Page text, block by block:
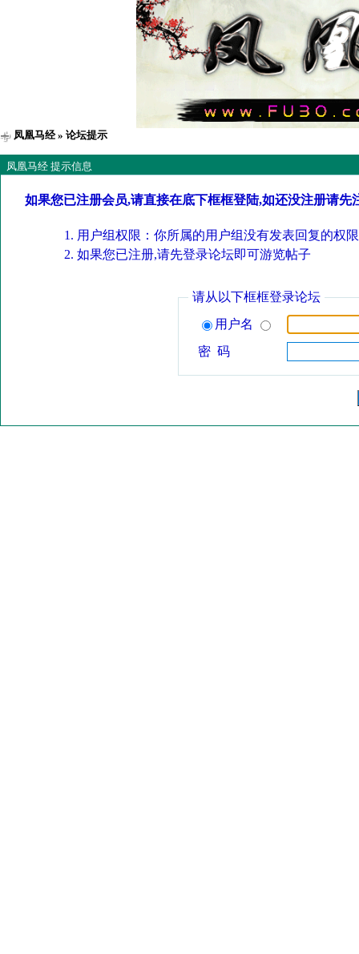
凤凰马经» 论坛提示
凤凰马经 提示信息
如果您已注册会员,请直接在底下框框登陆,如还没注册请先
用户组权限：你所属的用户组没有发表回复的权
如果您已注册,请先登录论坛即可游览帖子
请从以下框框登录论坛
用户名
密 码